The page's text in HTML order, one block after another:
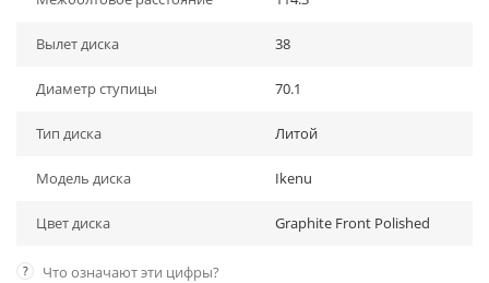
Вылет диска 38
Диаметр ступицы 70.1
Тип диска Литой
Модель диска Ikenu
Цвет диска Graphite Front Polished
? Что означают эти цифры?